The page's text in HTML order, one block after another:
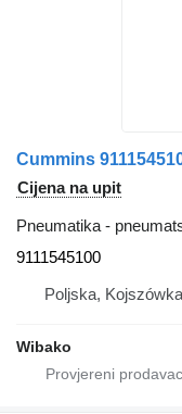
Cummins
Cijena na upit
Pneumatika -
9111545100
Poljska, Kojszówka
Wibako